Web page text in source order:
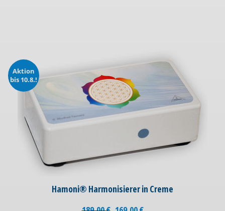
Aktion
bis 10.8.!
Hamoni® Harmonisierer in Creme